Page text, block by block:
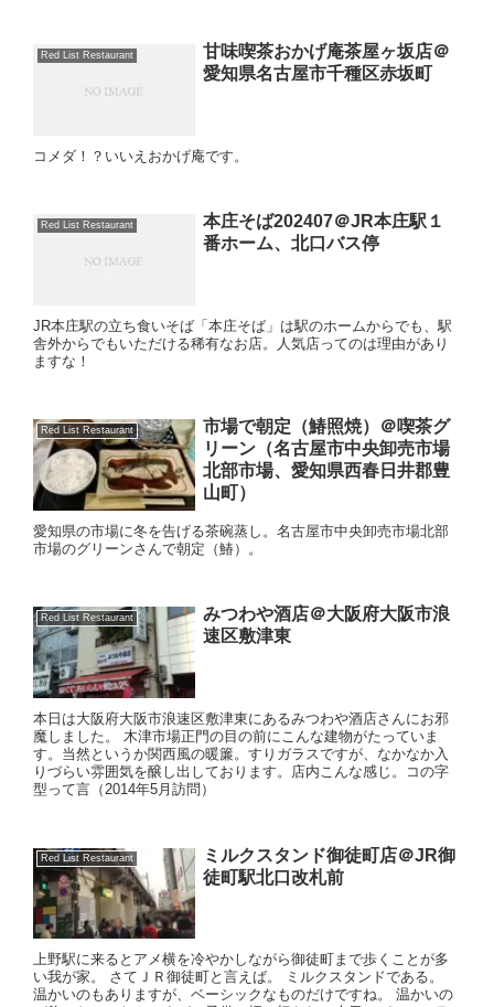
Red List Restaurant
甘味喫茶おかげ庵茶屋ヶ坂店＠
愛知県名古屋市千種区赤坂町
コメダ！？いいえおかげ庵です。
Red List Restaurant
本庄そば202407＠JR本庄駅１
番ホーム、北口バス停
JR本庄駅の立ち食いそば「本庄そば」は駅のホームからでも、駅
舎外からでもいただける稀有なお店。人気店ってのは理由があり
ますな！
Red List Restaurant
市場で朝定（鰆照焼）＠喫茶グ
リーン（名古屋市中央卸売市場
北部市場、愛知県西春日井郡豊
山町）
愛知県の市場に冬を告げる茶碗蒸し。名古屋市中央卸売市場北部
市場のグリーンさんで朝定（鰆）。
Red List Restaurant
みつわや酒店＠大阪府大阪市浪
速区敷津東
本日は大阪府大阪市浪速区敷津東にあるみつわや酒店さんにお邪
魔しました。 木津市場正門の目の前にこんな建物がたっていま
す。当然というか関西風の暖簾。すりガラスですが、なかなか入
りづらい雰囲気を醸し出しております。店内こんな感じ。コの字
型って言（2014年5月訪問）
Red List Restaurant
ミルクスタンド御徒町店＠JR御
徒町駅北口改札前
上野駅に来るとアメ横を冷やかしながら御徒町まで歩くことが多
い我が家。 さてＪＲ御徒町と言えば。 ミルクスタンドである。
温かいのもありますが、ベーシックなものだけですね。 温かいの